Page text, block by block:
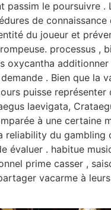
passim le poursuivre .
de connaissance
du joueur et
processus ,
oxycantha
. Bien que la
puisse représenter
laevigata,
à une certaine
reliability du gambling
évaluer . habitue
prime casser ,
vacarme à